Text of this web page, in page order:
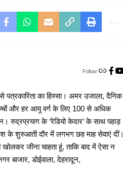
Follow:
का हिस्सा। अमर उजाला, दैनिक
और हर आयु वर्ग के लिए 100 से अधिक
रुद्रप्रयाग के ‘रेडियो केदार’ के साथ पहाड़
के शुरुआती दौर में लगभग छह माह सेवाएं दीं।
जीना चाहता हूं, ताकि बाद में ऐसा न
बाजार, डोईवाला, देहरादून,